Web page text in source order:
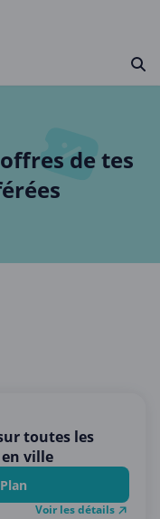
de tes
toutes les
ville
Voir les détails